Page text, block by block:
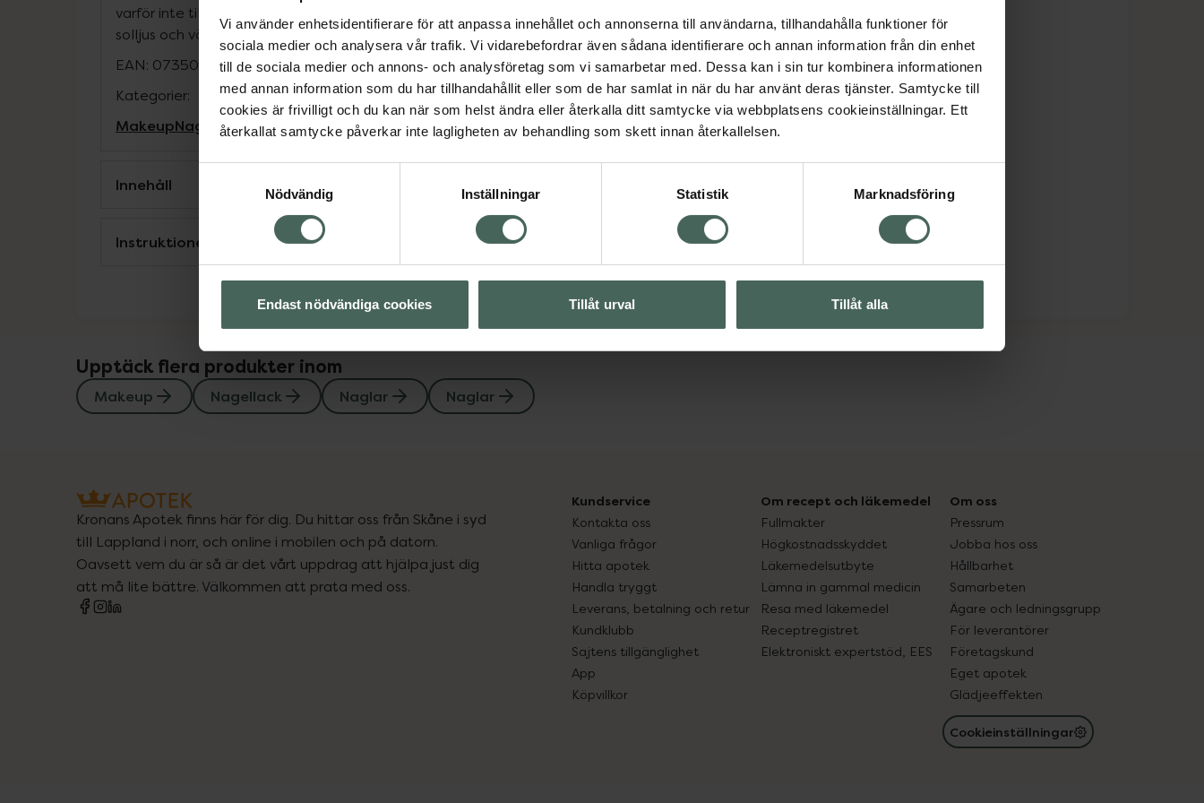
Vi använder enhetsidentifierare för att anpassa innehållet och annonserna till användarna, tillhandahålla funktioner för
sociala medier och analysera vår trafik. Vi vidarebefordrar även sådana identifierare och annan information från din enhet
till de sociala medier och annons- och analysföretag som vi samarbetar med. Dessa kan i sin tur kombinera informationen
med annan information som du har tillhandahållit eller som de har samlat in när du har använt deras tjänster. Samtycke till
cookies är frivilligt och du kan när som helst ändra eller återkalla ditt samtycke via webbplatsens cookieinställningar. Ett
återkallat samtycke påverkar inte lagligheten av behandling som skett innan återkallelsen.
Nödvändig
Inställningar Statistik Marknadsföring
Endast nödvändiga cookies Tillåt urval Tillåt alla
varför inte till en härlig sommar outfit. Viktigt! Bör ej utsättas för
solljus och värme innan och under applicering.
EAN: 07350137740939
Kategorier:
MakeupNagellackNaglarNaglar
Innehåll
Instruktioner Visa
Upptäck flera produkter inom
Makeup Nagellack Naglar Naglar
Kronans Apotek finns här för dig. Du hittar oss från Skåne i syd
till Lappland i norr, och online i mobilen och på datorn.
Oavsett vem du är så är det vårt uppdrag att hjälpa just dig
att må lite bättre. Välkommen att prata med oss.
Kundservice
Kontakta oss
Vanliga frågor
Hitta apotek
Handla tryggt
Leverans, betalning och retur
Kundklubb
Sajtens tillgänglighet
App
Köpvillkor
Om recept och läkemedel
Fullmakter
Högkostnadsskyddet
Läkemedelsutbyte
Lämna in gammal medicin
Resa med läkemedel
Receptregistret
Elektroniskt expertstöd, EES
Om oss
Pressrum
Jobba hos oss
Hållbarhet
Samarbeten
Ägare och ledningsgrupp
För leverantörer
Företagskund
Eget apotek
Glädjeeffekten
Cookieinställningar